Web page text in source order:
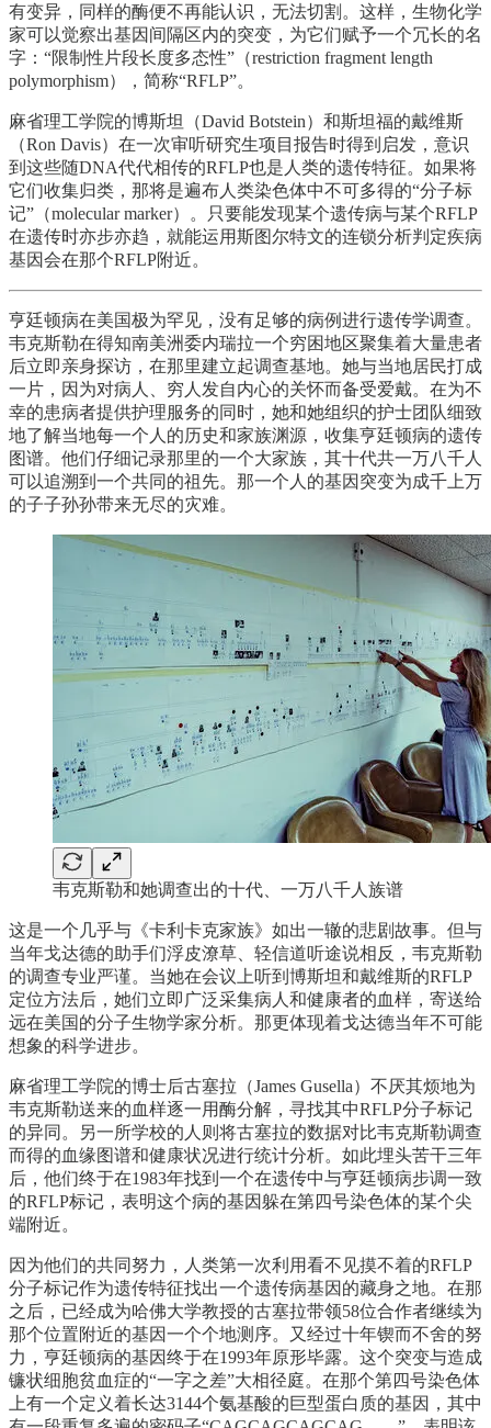
有变异，同样的酶便不再能认识，无法切割。这样，生物化学
家可以觉察出基因间隔区内的突变，为它们赋予一个冗长的名
字：“限制性片段长度多态性”（restriction fragment length
polymorphism），简称“RFLP”。
麻省理工学院的博斯坦（David Botstein）和斯坦福的戴维斯
（Ron Davis）在一次审听研究生项目报告时得到启发，意识
到这些随DNA代代相传的RFLP也是人类的遗传特征。如果将
它们收集归类，那将是遍布人类染色体中不可多得的“分子标
记”（molecular marker）。只要能发现某个遗传病与某个RFLP
在遗传时亦步亦趋，就能运用斯图尔特文的连锁分析判定疾病
基因会在那个RFLP附近。
亨廷顿病在美国极为罕见，没有足够的病例进行遗传学调查。
韦克斯勒在得知南美洲委内瑞拉一个穷困地区聚集着大量患者
后立即亲身探访，在那里建立起调查基地。她与当地居民打成
一片，因为对病人、穷人发自内心的关怀而备受爱戴。在为不
幸的患病者提供护理服务的同时，她和她组织的护士团队细致
地了解当地每一个人的历史和家族渊源，收集亨廷顿病的遗传
图谱。他们仔细记录那里的一个大家族，其十代共一万八千人
可以追溯到一个共同的祖先。那一个人的基因突变为成千上万
的子子孙孙带来无尽的灾难。
韦克斯勒和她调查出的十代、一万八千人族谱
这是一个几乎与《卡利卡克家族》如出一辙的悲剧故事。但与
当年戈达德的助手们浮皮潦草、轻信道听途说相反，韦克斯勒
的调查专业严谨。当她在会议上听到博斯坦和戴维斯的RFLP
定位方法后，她们立即广泛采集病人和健康者的血样，寄送给
远在美国的分子生物学家分析。那更体现着戈达德当年不可能
想象的科学进步。
麻省理工学院的博士后古塞拉（James Gusella）不厌其烦地为
韦克斯勒送来的血样逐一用酶分解，寻找其中RFLP分子标记
的异同。另一所学校的人则将古塞拉的数据对比韦克斯勒调查
而得的血缘图谱和健康状况进行统计分析。如此埋头苦干三年
后，他们终于在1983年找到一个在遗传中与亨廷顿病步调一致
的RFLP标记，表明这个病的基因躲在第四号染色体的某个尖
端附近。
因为他们的共同努力，人类第一次利用看不见摸不着的RFLP
分子标记作为遗传特征找出一个遗传病基因的藏身之地。在那
之后，已经成为哈佛大学教授的古塞拉带领58位合作者继续为
那个位置附近的基因一个个地测序。又经过十年锲而不舍的努
力，亨廷顿病的基因终于在1993年原形毕露。这个突变与造成
镰状细胞贫血症的“一字之差”大相径庭。在那个第四号染色体
上有一个定义着长达3144个氨基酸的巨型蛋白质的基因，其中